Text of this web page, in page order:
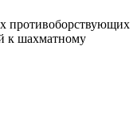
противоборствующих
к шахматному